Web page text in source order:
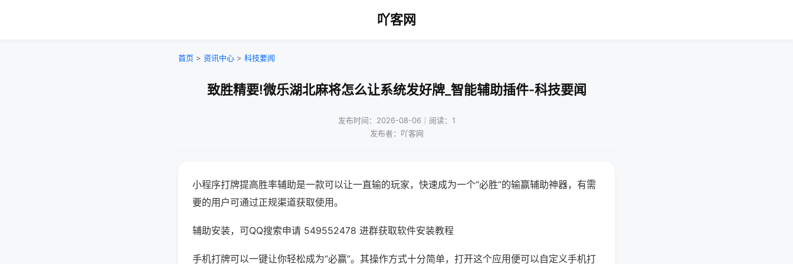
吖客网
首页 > 资讯中心 > 科技要闻
致胜精要!微乐湖北麻将怎么让系统发好牌_智能辅助插件-科技要闻
发布时间：2026-08-06｜阅读：1
发布者：吖客网
小程序打牌提高胜率辅助是一款可以让一直输的玩家，快速成为一个“必胜”的输赢辅助神器，有需
要的用户可通过正规渠道获取使用。
辅助安装，可QQ搜索申请 549552478 进群获取软件安装教程
手机打牌可以一键让你轻松成为“必赢”。其操作方式十分简单，打开这个应用便可以自定义手机打